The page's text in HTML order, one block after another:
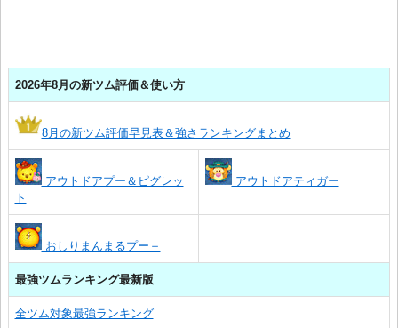
2026年8月の新ツム評価＆使い方
8月の新ツム評価早見表＆強さランキングまとめ
アウトドアプー＆ピグレッ
ト
アウトドアティガー
おしりまんまるプー＋
最強ツムランキング最新版
全ツム対象最強ランキング